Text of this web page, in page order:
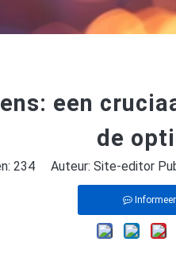
een
de
234 Auteur: Site-editor
Informeer